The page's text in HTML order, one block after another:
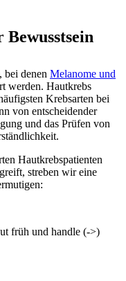
bei denen Melanome und
werden. Hautkrebs
Krebsarten bei
von entscheidender
und das Prüfen von
Hautkrebspatienten
streben wir eine
früh und handle (->)